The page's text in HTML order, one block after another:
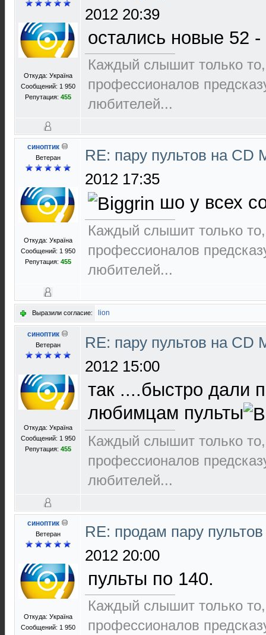
Откуда: Україна
Сообщений: 1 950
Репутация: 455
2012 20:39
остались новые 52
Каждый слышит только
пpофеccионалов
любителей...
синоптик
Ветеран
Откуда: Україна
Сообщений: 1 950
Репутация: 455
RE: пару пультов на СD
2012 17:35
шо у всех
Каждый слышит только
пpофеccионалов
любителей...
Выразили согласие: lion
синоптик
Ветеран
Откуда: Україна
Сообщений: 1 950
Репутация: 455
RE: пару пультов на СD
2012 15:00
так ....быстро дали
любимцам пульты
Каждый слышит только
пpофеccионалов
любителей...
синоптик
Ветеран
Откуда: Україна
Сообщений: 1 950
RE: продам пару
2012 20:00
пульты по 140.
Каждый слышит только
пpофеccионалов